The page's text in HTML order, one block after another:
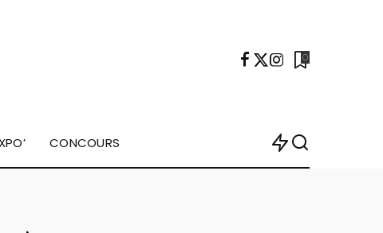
0
CONCOURS